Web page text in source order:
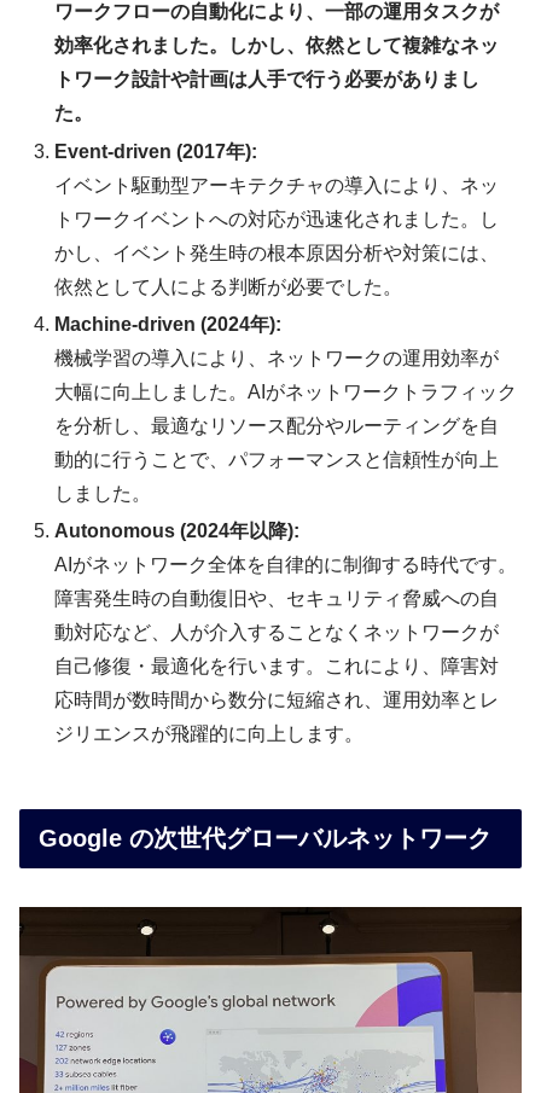
ワークフローの自動化により、一部の運用タスクが
効率化されました。しかし、依然として複雑なネッ
トワーク設計や計画は人手で行う必要がありまし
た。
Event-driven (2017年):
イベント駆動型アーキテクチャの導入により、ネッ
トワークイベントへの対応が迅速化されました。し
かし、イベント発生時の根本原因分析や対策には、
依然として人による判断が必要でした。
Machine-driven (2024年):
機械学習の導入により、ネットワークの運用効率が
大幅に向上しました。AIがネットワークトラフィック
を分析し、最適なリソース配分やルーティングを自
動的に行うことで、パフォーマンスと信頼性が向上
しました。
Autonomous (2024年以降):
AIがネットワーク全体を自律的に制御する時代です。
障害発生時の自動復旧や、セキュリティ脅威への自
動対応など、人が介入することなくネットワークが
自己修復・最適化を行います。これにより、障害対
応時間が数時間から数分に短縮され、運用効率とレ
ジリエンスが飛躍的に向上します。
Google の次世代グローバルネットワーク